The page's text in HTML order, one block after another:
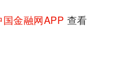
国金融网APP 查看